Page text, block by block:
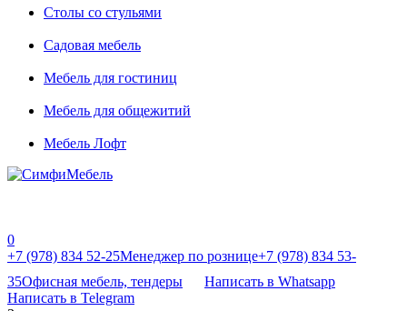
Столы со стульями
Садовая мебель
Мебель для гостиниц
Мебель для общежитий
Мебель Лофт
0
+7 (978) 834 52-25Менеджер по рознице+7 (978) 834 53-
35Офисная мебель, тендеры
Написать в Whatsapp
Написать в Telegram